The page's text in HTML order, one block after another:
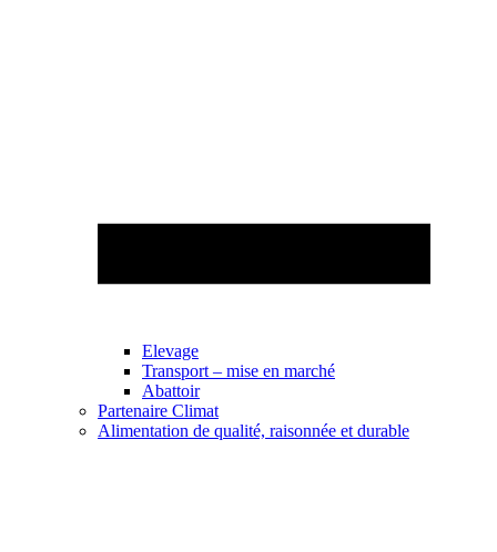
Elevage
Transport – mise en marché
Abattoir
Partenaire Climat
Alimentation de qualité, raisonnée et durable